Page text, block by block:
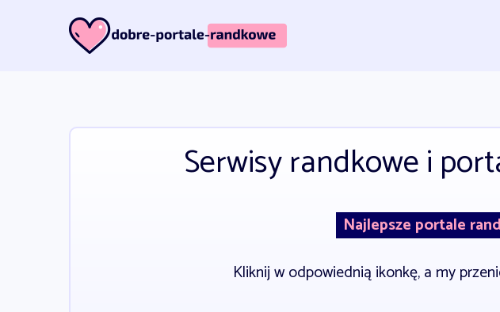
Serwisy randkowe i
Najlepsze portale
Kliknij w odpowiednią ikonkę, a my